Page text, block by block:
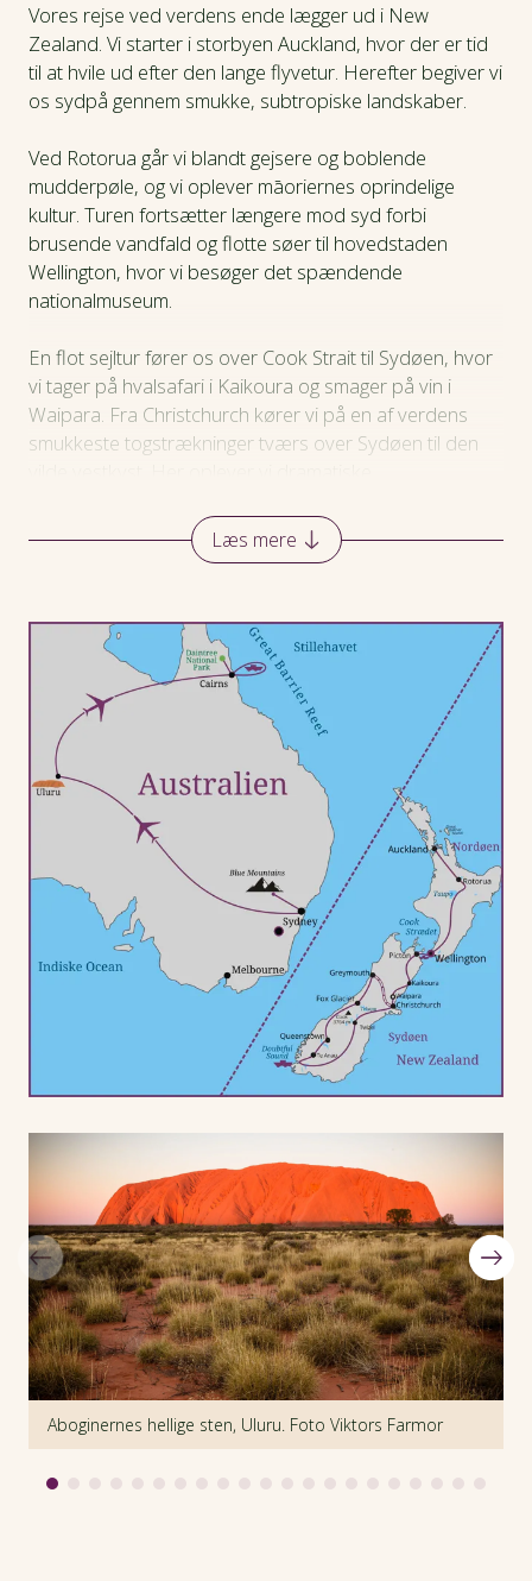
Prisinfo
Dagsprogram
Hotel
Praktiske oplysninger
Vores rejse ved verdens ende lægger ud i New
Zealand. Vi starter i storbyen Auckland, hvor der er tid
til at hvile ud efter den lange flyvetur. Herefter begiver vi
os sydpå gennem smukke, subtropiske landskaber.
Ved Rotorua går vi blandt gejsere og boblende
mudderpøle, og vi oplever māoriernes oprindelige
kultur. Turen fortsætter længere mod syd forbi
brusende vandfald og flotte søer til hovedstaden
Wellington, hvor vi besøger det spændende
nationalmuseum.
En flot sejltur fører os over Cook Strait til Sydøen, hvor
vi tager på hvalsafari i Kaikoura og smager på vin i
Waipara. Fra Christchurch kører vi på en af verdens
smukkeste togstrækninger tværs over Sydøen til den
glider helt ned i regnskoven.
Queenstown, udforsker uberørte fjordlandskaber ved
Doubtful Sound og står til søs mellem isbjerge for foden
af en gletsjer mellem New Zealands højeste bjerge.
Mange flere eventyr venter i Australien. I Sydney nyder
vi storbylivet og hører historien om Utzons operahus
på en guidet tur. Vi kigger også efter Australiens rige
dyreliv i Blue Mountains, inden vi flyver dybt ind i
Centralaustraliens røde ørken. Her venter spændende
dage med rød jord, aboriginal-legender og storslåede
ørkenlandskaber ved Uluru (Ayers Rock) og Kata Tjuta
(The Olgas).
Rejsen slutter i tropiske Cairns, hvor vi snorkler ved
Great Barrier Reef og kigger efter krokodiller og alle de
andre dyr i verdens ældste tropiske regnskov.
Læs mere
Aboginernes hellige sten, Uluru. Foto Viktors Farmor